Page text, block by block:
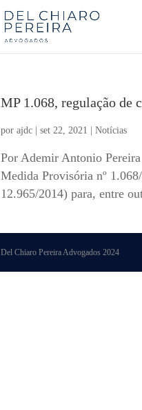
MP 1.068, regulação de
porajdc |set 22, 2021 |Notícias
Por Ademir Antonio
Medida Provisória nº
12.965/2014) para, entre
Del Chiaro Pereira Advogados 2024